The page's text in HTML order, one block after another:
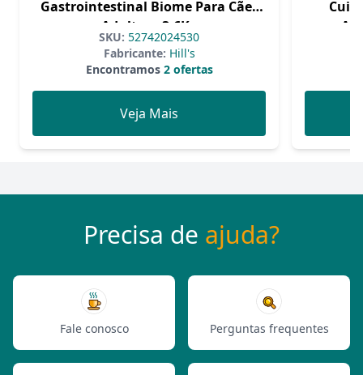
Gastrointestinal Biome Para Cães
Adultos - 3,6Kg
SKU: 52742024530
Fabricante: Hill's
Encontramos2 ofertas
Veja Mais
Precisa de ajuda?
Fale conosco Perguntas frequentes